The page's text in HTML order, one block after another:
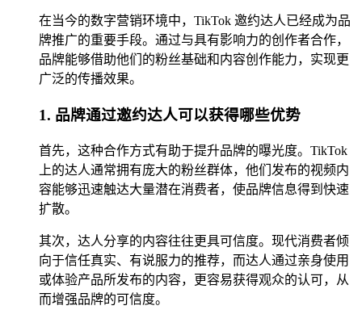
在当今的数字营销环境中，TikTok 邀约达人已经成为品
牌推广的重要手段。通过与具有影响力的创作者合作，
品牌能够借助他们的粉丝基础和内容创作能力，实现更
广泛的传播效果。
1. 品牌通过邀约达人可以获得哪些优势
首先，这种合作方式有助于提升品牌的曝光度。TikTok
上的达人通常拥有庞大的粉丝群体，他们发布的视频内
容能够迅速触达大量潜在消费者，使品牌信息得到快速
扩散。
其次，达人分享的内容往往更具可信度。现代消费者倾
向于信任真实、有说服力的推荐，而达人通过亲身使用
或体验产品所发布的内容，更容易获得观众的认可，从
而增强品牌的可信度。